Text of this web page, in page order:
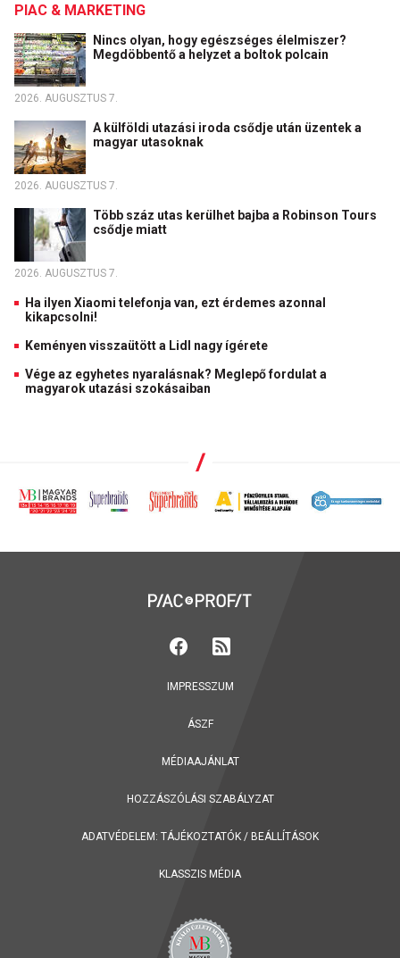
PIAC & MARKETING
Nincs olyan, hogy egészséges élelmiszer?
Megdöbbentő a helyzet a boltok polcain
2026. AUGUSZTUS 7.
A külföldi utazási iroda csődje után üzentek a
magyar utasoknak
2026. AUGUSZTUS 7.
Több száz utas kerülhet bajba a Robinson Tours
csődje miatt
2026. AUGUSZTUS 7.
Ha ilyen Xiaomi telefonja van, ezt érdemes azonnal
kikapcsolni!
Keményen visszaütött a Lidl nagy ígérete
Vége az egyhetes nyaralásnak? Meglepő fordulat a
magyarok utazási szokásaiban
IMPRESSZUM
ÁSZF
MÉDIAAJÁNLAT
HOZZÁSZÓLÁSI SZABÁLYZAT
ADATVÉDELEM: TÁJÉKOZTATÓK / BEÁLLÍTÁSOK
KLASSZIS MÉDIA